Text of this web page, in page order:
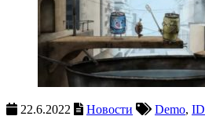
22.6.2022 Новости Demo,